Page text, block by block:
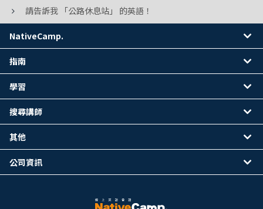
請告訴我 「公路休息站」 的英語！
NativeCamp.
指南
學習
搜尋講師
其他
公司資訊